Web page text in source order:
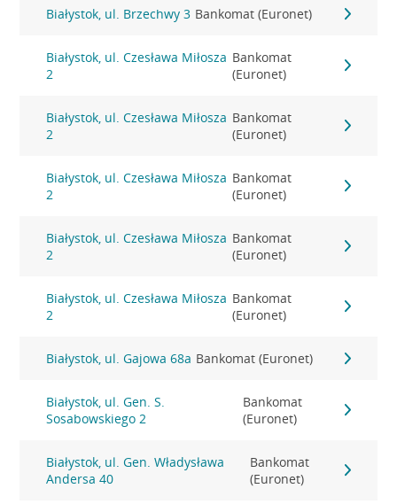
Białystok, ul. Brzechwy 3 Bankomat (Euronet)
Białystok, ul. Czesława Miłosza
2
Bankomat
(Euronet)
Białystok, ul. Czesława Miłosza
2
Bankomat
(Euronet)
Białystok, ul. Czesława Miłosza
2
Bankomat
(Euronet)
Białystok, ul. Czesława Miłosza
2
Bankomat
(Euronet)
Białystok, ul. Czesława Miłosza
2
Bankomat
(Euronet)
Białystok, ul. Gajowa 68a Bankomat (Euronet)
Białystok, ul. Gen. S.
Sosabowskiego 2
Bankomat
(Euronet)
Białystok, ul. Gen. Władysława
Andersa 40
Bankomat
(Euronet)